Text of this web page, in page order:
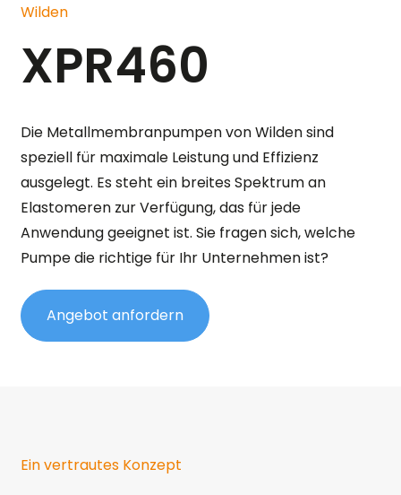
Wilden
XPR460
Die Metallmembranpumpen von Wilden sind
speziell für maximale Leistung und Effizienz
ausgelegt. Es steht ein breites Spektrum an
Elastomeren zur Verfügung, das für jede
Anwendung geeignet ist. Sie fragen sich, welche
Pumpe die richtige für Ihr Unternehmen ist?
Angebot anfordern
Ein vertrautes Konzept